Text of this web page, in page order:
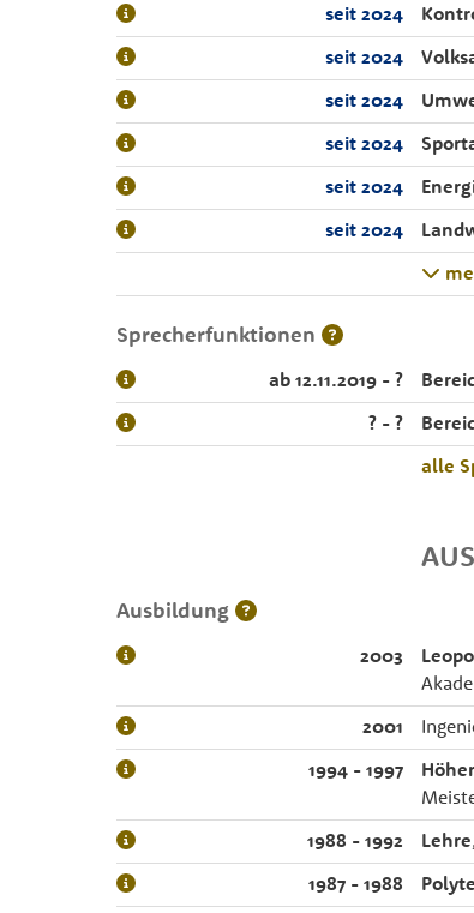
seit 2024
seit 2024
seit 2024
seit 2024
seit 2024
seit 2024
Sprecherfunktionen
ab 12.11.2019 - ?
? - ?
alle
Ausbildung
2003
2001
1994 - 1997
1988 - 1992
Lehre
1987 - 1988